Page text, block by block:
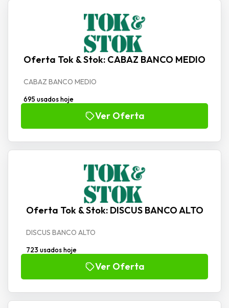
Oferta Tok & Stok: CABAZ BANCO MEDIO
CABAZ BANCO MEDIO
695 usados hoje
Ver Oferta
Oferta Tok & Stok: DISCUS BANCO ALTO
DISCUS BANCO ALTO
723 usados hoje
Ver Oferta